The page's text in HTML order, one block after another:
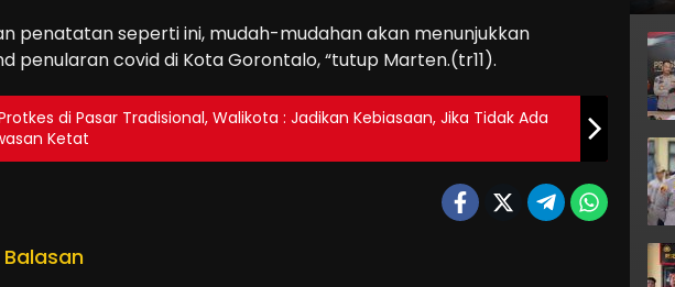
penatatan seperti ini, mudah-mudahan akan menunjukkan
penularan covid di Kota Gorontalo, “tutup Marten.(tr11).
di Pasar Tradisional, Walikota : Jadikan Kebiasaan, Jika Tidak Ada
Ketat